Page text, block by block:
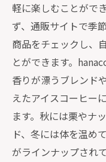
軽に楽しむことがで
ず、通販サイトで季
商品をチェックし、
とができます。
香りが漂うブレンド
えたアイスコーヒー
ます。秋には栗やナ
ド、冬には体を温め
がラインナップされ